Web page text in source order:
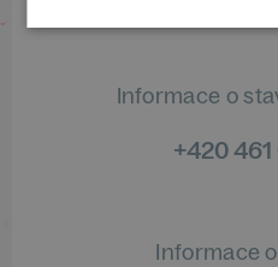
Informace o
+420
Informace